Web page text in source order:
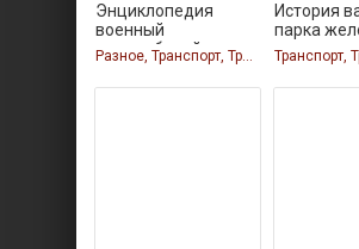
Энциклопедия
военный
автомобилей
Разное, Транспорт, Транспорт, Транспорт
История
парка
дорог
Транспорт,